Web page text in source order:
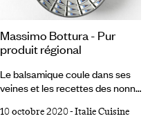
villégiature sur la Riviera : dolce
vita, bains de mer, et lumière de
la Méditerranée.
Massimo Bottura - Pur
produit régional
Le balsamique coule dans ses
veines et les recettes des nonna
restaurant 3 étoiles de Modène.
10 octobre 2020-Italie Cuisine